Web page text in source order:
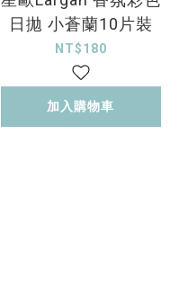
日拋 小蒼蘭10片裝
NT$180
加入購物車